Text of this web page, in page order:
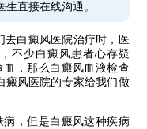
生直接在线沟通。
白癜风医院治疗时，医
不少白癜风患者心存疑
，那么白癜风血液检查
癜风医院的专家给我们做
，但是白癜风这种疾病